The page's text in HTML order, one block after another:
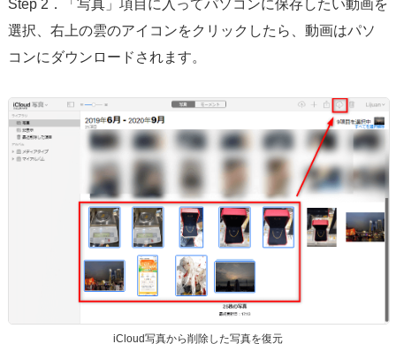
Step 2．「写真」項目に入ってパソコンに保存したい動画を
選択、右上の雲のアイコンをクリックしたら、動画はパソ
コンにダウンロードされます。
iCloud写真から削除した写真を復元